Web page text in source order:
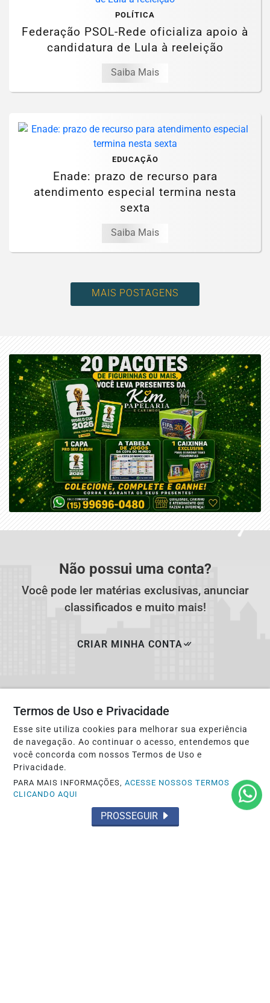
POLÍTICA
Federação PSOL-Rede oficializa apoio à
candidatura de Lula à reeleição
Saiba Mais
EDUCAÇÃO
Enade: prazo de recurso para
atendimento especial termina nesta
sexta
Saiba Mais
MAIS POSTAGENS
Não possui uma conta?
Você pode ler matérias exclusivas, anunciar
classificados e muito mais!
CRIAR MINHA CONTA
SOBRE | PAINEL DO LEITOR
Termos de Uso e Privacidade
Esse site utiliza cookies para melhorar sua experiência
de navegação. Ao continuar o acesso, entendemos que
você concorda com nossos Termos de Uso e
Privacidade.
PARA MAIS INFORMAÇÕES,ACESSE NOSSOS TERMOS
CLICANDO AQUI
PROSSEGUIR